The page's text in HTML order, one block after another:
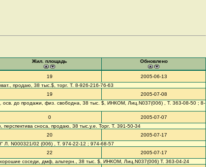
Жил. площадь Обновлено
19
2005-06-13
продаю, 38 тыс.$, торг. Т. 8-926-216-76-63
19
2005-07-08
осв. до продажи, физ. свободна, 38 тыс. $, ИНКОМ, Лиц.N037(006) , Т. 363-08-50 ; 8-
0
2005-07-07
сноса, продаю, 38 тыс.у.е. Торг. Т. 391-50-34
20
2005-07-17
Л. N000321/02 (006) , Т. 974-22-12 ; 974-68-57
22
2005-07-17
соседи, дмф, альтерн., 38 тыс. $, ИНКОМ, Лиц.N037(006) Т. 363-04-24